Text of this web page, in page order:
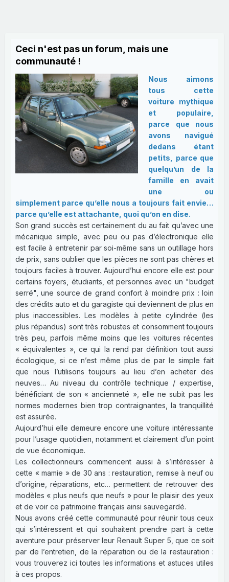
Ceci n'est pas un forum, mais une
communauté !
Nous aimons
tous cette
voiture mythique
et populaire,
parce que nous
avons navigué
dedans étant
petits, parce que
quelqu’un de la
famille en avait
une ou
simplement parce qu’elle nous a toujours fait envie…
parce qu’elle est attachante, quoi qu’on en dise.
Son grand succès est certainement du au fait qu’avec une
mécanique simple, avec peu ou pas d’électronique elle
est facile à entretenir par soi-même sans un outillage hors
de prix, sans oublier que les pièces ne sont pas chères et
toujours faciles à trouver. Aujourd’hui encore elle est pour
certains foyers, étudiants, et personnes avec un "budget
serré", une source de grand confort à moindre prix : loin
des crédits auto et du garagiste qui deviennent de plus en
plus inaccessibles. Les modèles à petite cylindrée (les
plus répandus) sont très robustes et consomment toujours
très peu, parfois même moins que les voitures récentes
« équivalentes », ce qui la rend par définition tout aussi
écologique, si ce n’est même plus de par le simple fait
que nous l’utilisons toujours au lieu d’en acheter des
neuves… Au niveau du contrôle technique / expertise,
bénéficiant de son « ancienneté », elle ne subit pas les
normes modernes bien trop contraignantes, la tranquillité
est assurée.
Aujourd’hui elle demeure encore une voiture intéressante
pour l’usage quotidien, notamment et clairement d’un point
de vue économique.
Les collectionneurs commencent aussi à s’intéresser à
cette « mamie » de 30 ans : restauration, remise à neuf ou
d’origine, réparations, etc… permettent de retrouver des
modèles « plus neufs que neufs » pour le plaisir des yeux
et de voir ce patrimoine français ainsi sauvegardé.
Nous avons créé cette communauté pour réunir tous ceux
qui s’intéressent et qui souhaitent prendre part à cette
aventure pour préserver leur Renault Super 5, que ce soit
par de l’entretien, de la réparation ou de la restauration :
vous trouverez ici toutes les informations et astuces utiles
à ces propos.